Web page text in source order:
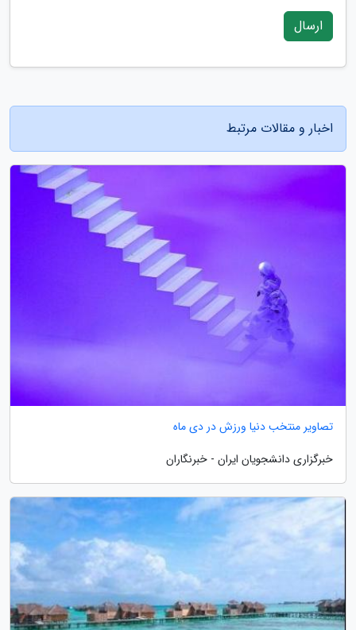
ارسال
اخبار و مقالات مرتبط
تصاویر منتخب دنیا ورزش در دی ماه
خبرگزاری دانشجویان ایران - خبرنگاران